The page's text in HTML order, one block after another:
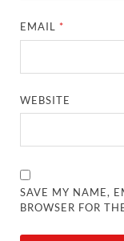
EMAIL*
WEBSITE
SAVE MY NAME,
BROWSER FOR